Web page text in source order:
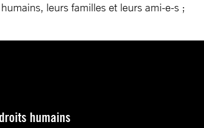
leurs familles et leurs ami-e-s ;
humains